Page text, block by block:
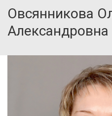
Овсянникова
Александровна